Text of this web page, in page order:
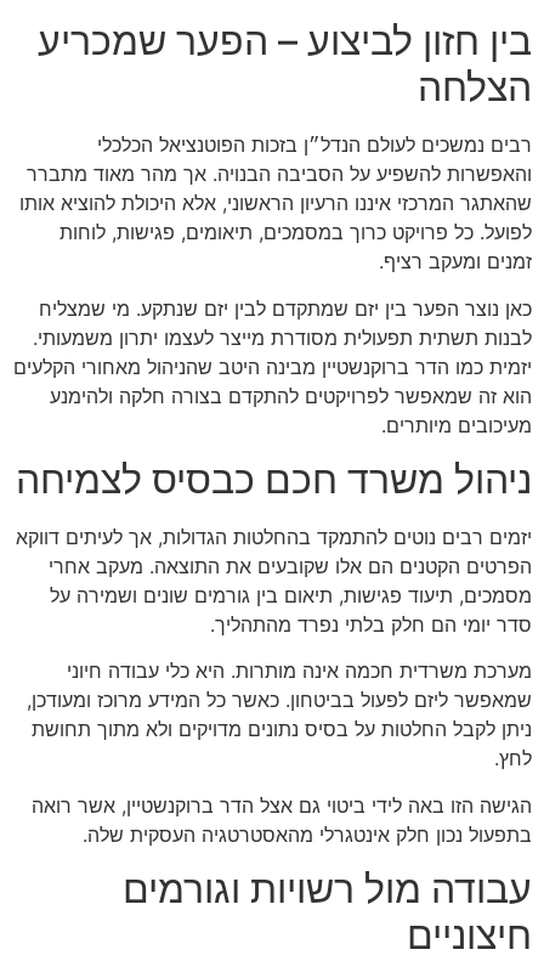
בין חזון לביצוע – הפער שמכריע
הצלחה
רבים נמשכים לעולם הנדל״ן בזכות הפוטנציאל הכלכלי
והאפשרות להשפיע על הסביבה הבנויה. אך מהר מאוד מתברר
שהאתגר המרכזי איננו הרעיון הראשוני, אלא היכולת להוציא אותו
לפועל. כל פרויקט כרוך במסמכים, תיאומים, פגישות, לוחות
זמנים ומעקב רציף.
כאן נוצר הפער בין יזם שמתקדם לבין יזם שנתקע. מי שמצליח
לבנות תשתית תפעולית מסודרת מייצר לעצמו יתרון משמעותי.
יזמית כמו הדר ברוקנשטיין מבינה היטב שהניהול מאחורי הקלעים
הוא זה שמאפשר לפרויקטים להתקדם בצורה חלקה ולהימנע
מעיכובים מיותרים.
ניהול משרד חכם כבסיס לצמיחה
יזמים רבים נוטים להתמקד בהחלטות הגדולות, אך לעיתים דווקא
הפרטים הקטנים הם אלו שקובעים את התוצאה. מעקב אחרי
מסמכים, תיעוד פגישות, תיאום בין גורמים שונים ושמירה על
סדר יומי הם חלק בלתי נפרד מהתהליך.
מערכת משרדית חכמה אינה מותרות. היא כלי עבודה חיוני
שמאפשר ליזם לפעול בביטחון. כאשר כל המידע מרוכז ומעודכן,
ניתן לקבל החלטות על בסיס נתונים מדויקים ולא מתוך תחושת
לחץ.
הגישה הזו באה לידי ביטוי גם אצל הדר ברוקנשטיין, אשר רואה
בתפעול נכון חלק אינטגרלי מהאסטרטגיה העסקית שלה.
עבודה מול רשויות וגורמים
חיצוניים